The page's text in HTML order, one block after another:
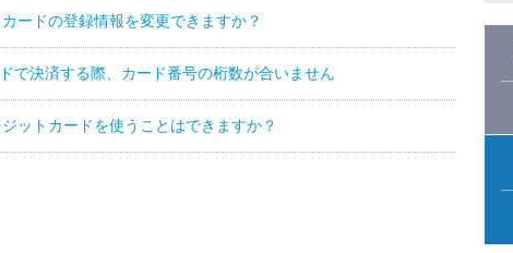
ードの登録情報を変更できますか？
で決済する際、カード番号の桁数が合いません
ットカードを使うことはできますか？